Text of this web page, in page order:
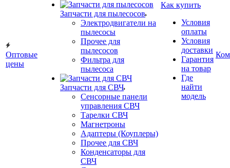
Оптовые
цены
Запчасти для пылесосов
Электродвигатели на
пылесосы
Прочее для
пылесосов
Фильтра для
пылесоса
Запчасти для СВЧ
Сенсорные панели
управления СВЧ
Тарелки СВЧ
Магнетроны
Адаптеры (Коуплеры)
Прочее для СВЧ
Конденсаторы для
СВЧ
Как купить
Условия
оплаты
Условия
доставки
Гарантия
на товар
Где
найти
модель